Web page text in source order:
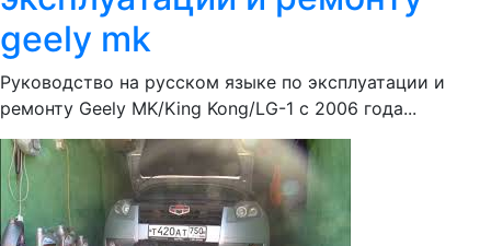
geely mk
Руководство на русском языке по эксплуатации и
ремонту Geely MK/King Kong/LG-1 с 2006 года...